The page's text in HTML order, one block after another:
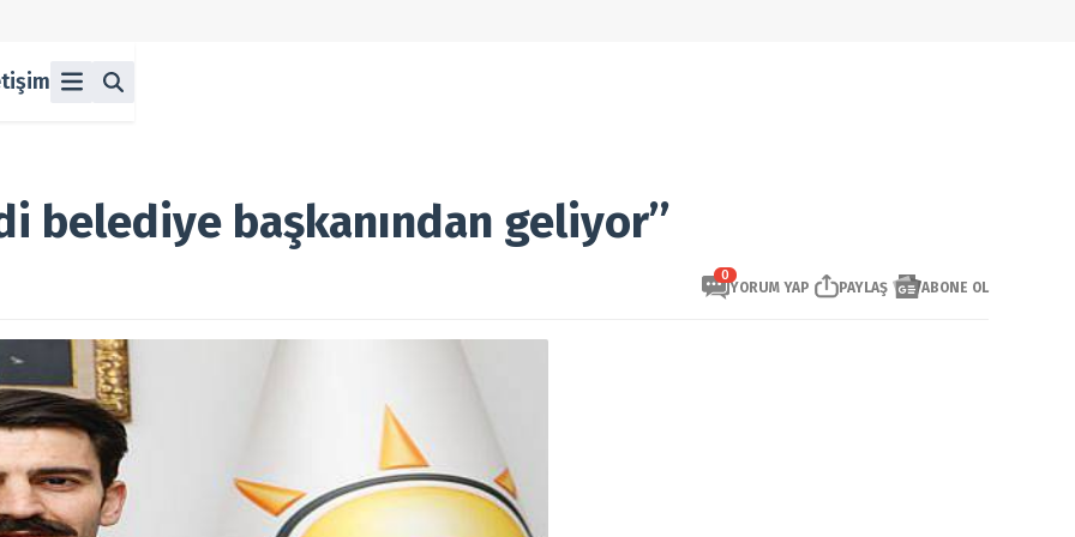
belediye başkanından geliyor’’
0
YORUM YAP PAYLAŞ ABONE OL